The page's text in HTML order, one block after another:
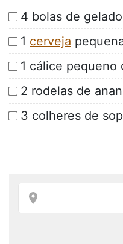
4 bolas de
1 cerveja
1 cálice pequeno
2 rodelas de
3 colheres de